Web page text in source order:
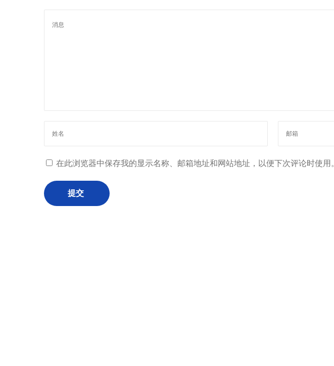
在此浏览器中保存我的显示名称、邮箱地址和网站地址，以便下次评论时使用。